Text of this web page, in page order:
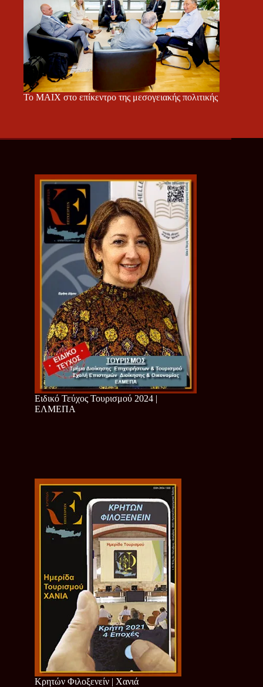
Το ΜΑΙΧ στο επίκεντρο της μεσογειακής πολιτικής
Ειδικό Τεύχος Τουρισμού 2024 |
ΕΛΜΕΠΑ
Κρητών Φιλοξενείν | Χανιά